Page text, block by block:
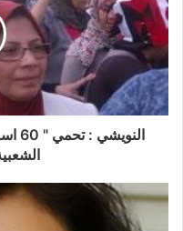
• تنمية المهارات الحياتية
• تفعيل أدوارهم
على النوع الإجتماعي.